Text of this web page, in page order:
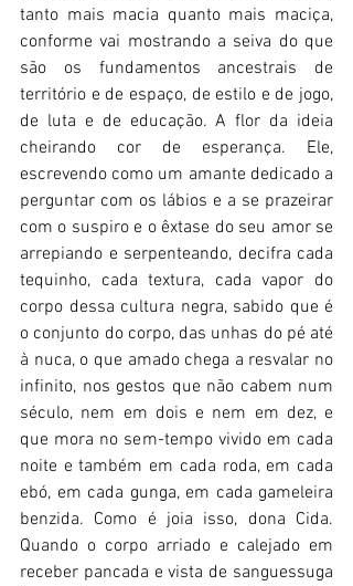
tanto mais macia quanto mais maciça,
conforme vai mostrando a seiva do que
são os fundamentos ancestrais de
território e de espaço, de estilo e de jogo,
de luta e de educação. A flor da ideia
cheirando cor de esperança. Ele,
escrevendo como um amante dedicado a
perguntar com os lábios e a se prazeirar
com o suspiro e o êxtase do seu amor se
arrepiando e serpenteando, decifra cada
tequinho, cada textura, cada vapor do
corpo dessa cultura negra, sabido que é
o conjunto do corpo, das unhas do pé até
à nuca, o que amado chega a resvalar no
infinito, nos gestos que não cabem num
século, nem em dois e nem em dez, e
que mora no sem-tempo vivido em cada
noite e também em cada roda, em cada
ebó, em cada gunga, em cada gameleira
benzida. Como é joia isso, dona Cida.
Quando o corpo arriado e calejado em
receber pancada e vista de sanguessuga